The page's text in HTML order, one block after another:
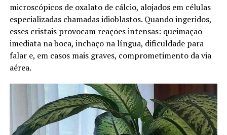
microscópicos de oxalato de cálcio, alojados em células
especializadas chamadas idioblastos. Quando ingeridos,
esses cristais provocam reações intensas: queimação
imediata na boca, inchaço na língua, dificuldade para
falar e, em casos mais graves, comprometimento da via
aérea.